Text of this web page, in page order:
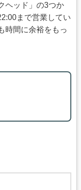
ヘッド」の3つか
まで営業してい
時間に余裕をもっ